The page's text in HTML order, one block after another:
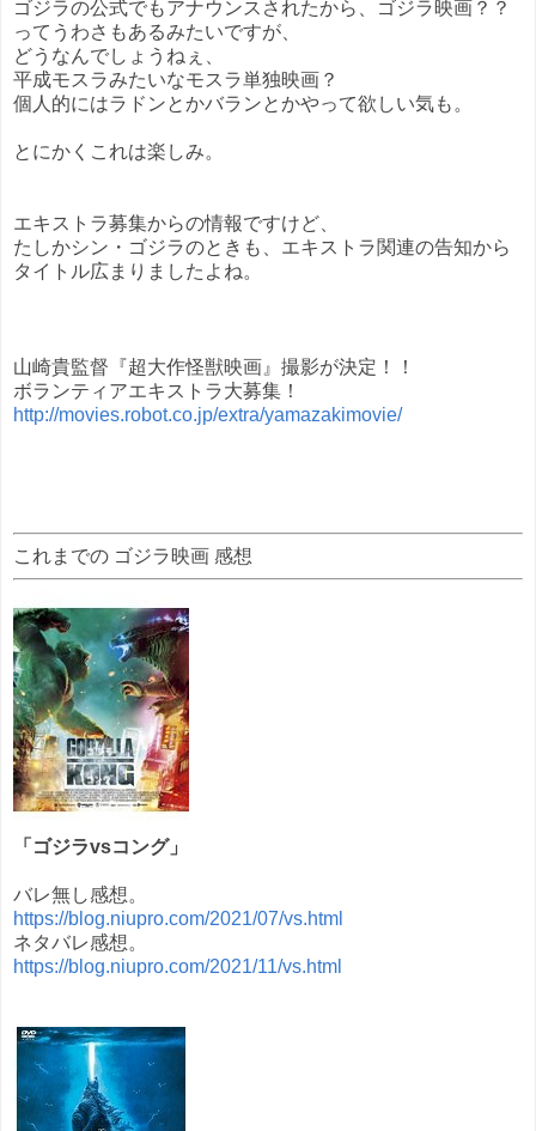
ゴジラの公式でもアナウンスされたから、ゴジラ映画？？
ってうわさもあるみたいですが、
どうなんでしょうねぇ、
平成モスラみたいなモスラ単独映画？
個人的にはラドンとかバランとかやって欲しい気も。
とにかくこれは楽しみ。
エキストラ募集からの情報ですけど、
たしかシン・ゴジラのときも、エキストラ関連の告知から
タイトル広まりましたよね。
山崎貴監督『超大作怪獣映画』撮影が決定！！
ボランティアエキストラ大募集！
http://movies.robot.co.jp/extra/yamazakimovie/
これまでの ゴジラ映画 感想
「ゴジラvsコング」
バレ無し感想。
https://blog.niupro.com/2021/07/vs.html
ネタバレ感想。
https://blog.niupro.com/2021/11/vs.html